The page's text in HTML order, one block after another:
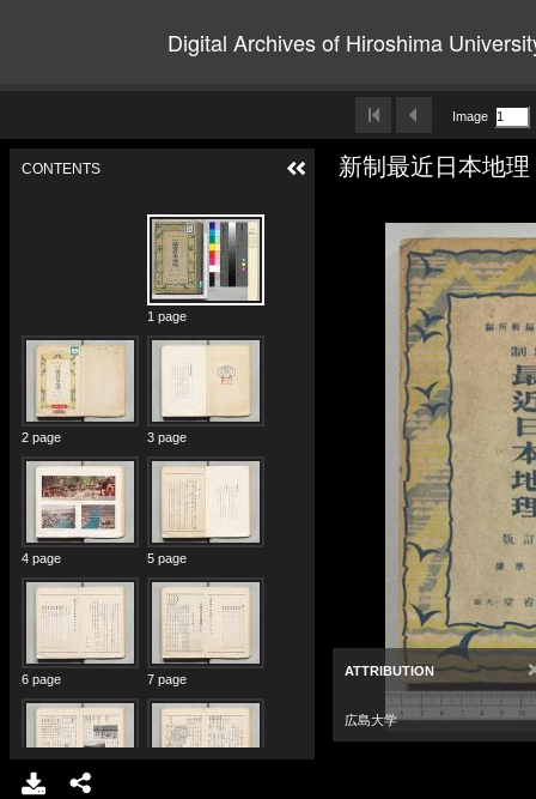
Digital Archives of Hiroshima